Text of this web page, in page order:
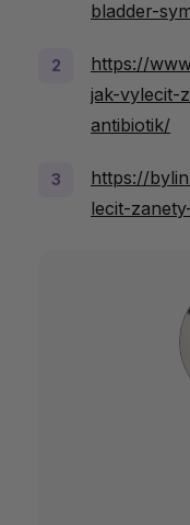
bladder-
https://
jak-vylecit-
antibiotik/
https://
lecit-